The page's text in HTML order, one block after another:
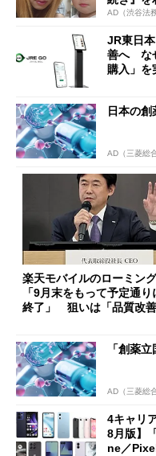
AD（渋谷法
JR東日
善へ な
購入」を
日本の
AD（三菱総
楽天モバイルのローミン
「9月末をもって予定通り
終了」 狙いは「品質改
も
「創薬
AD（三菱総
4キャリ
8月版】
ne／